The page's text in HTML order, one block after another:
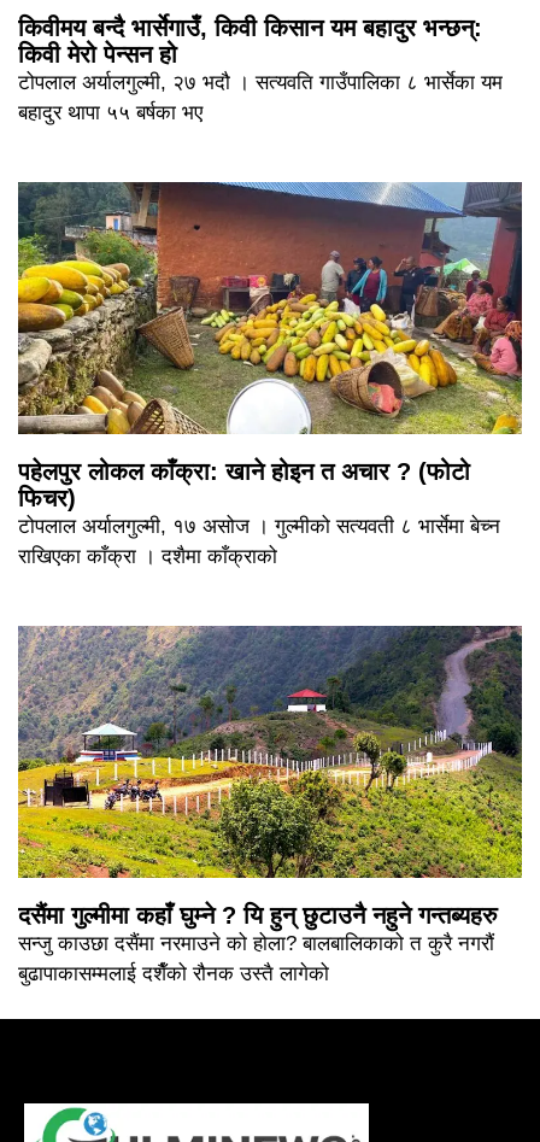
किवीमय बन्दै भार्सेगाउँ, किवी किसान यम बहादुर भन्छन्:
किवी मेरो पेन्सन हो
टोपलाल अर्यालगुल्मी, २७ भदौ । सत्यवति गाउँपालिका ८ भार्सेका यम
बहादुर थापा ५५ बर्षका भए
पहेलपुर लोकल काँक्रा: खाने होइन त अचार ? (फोटो
फिचर)
टोपलाल अर्यालगुल्मी, १७ असोज । गुल्मीको सत्यवती ८ भार्सेमा बेच्न
राखिएका काँक्रा । दशैमा काँक्राको
दसैंमा गुल्मीमा कहाँ घुम्ने ? यि हुन् छुटाउनै नहुने गन्तब्यहरु
सन्जु काउछा दसैंमा नरमाउने को होला? बालबालिकाको त कुरै नगरौं
बुढापाकासम्मलाई दशैँको रौनक उस्तै लागेको